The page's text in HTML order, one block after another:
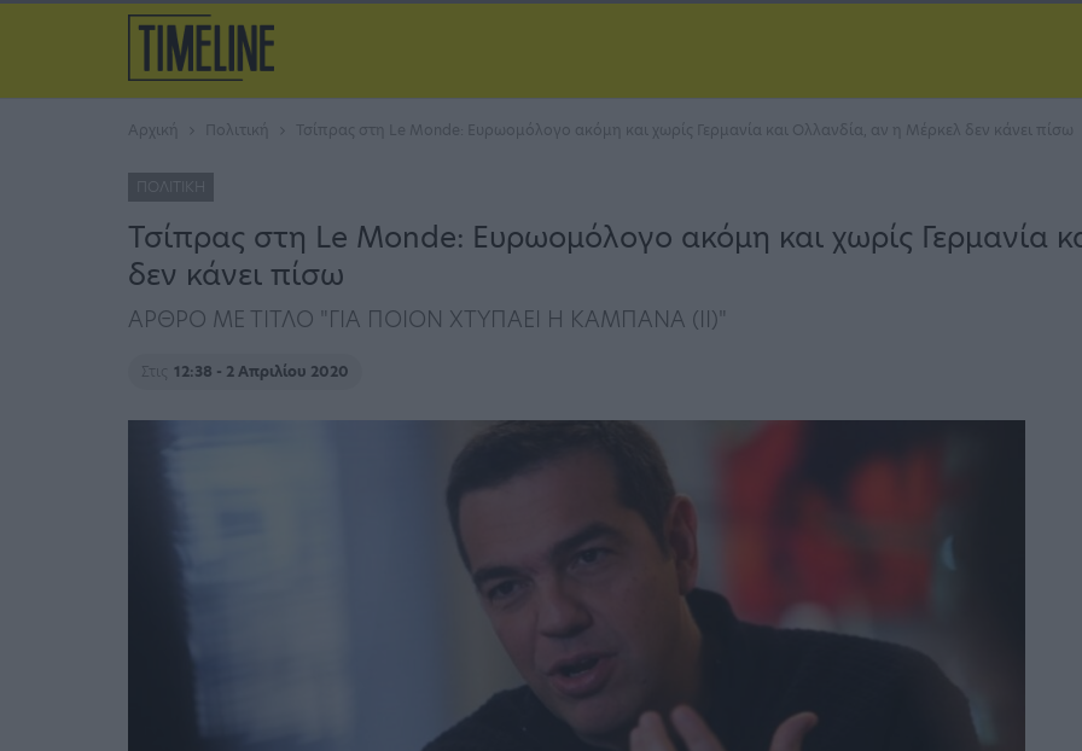
Αρχική Πολιτική Τσίπρας στη Le Monde: Ευρωομόλογο ακόμη και χωρίς Γερμανία και Ολλανδία, αν η Μέρκελ δεν κάνει πίσω
ΠΟΛΙΤΙΚΉ
Τσίπρας στη Le Monde: Ευρωομόλογο ακόμη και χωρίς Γερμανία
δεν κάνει πίσω
ΑΡΘΡΟ ΜΕ ΤΙΤΛΟ "ΓΙΑ ΠΟΙΟΝ ΧΤΥΠΑΕΙ Η ΚΑΜΠΑΝΑ (ΙΙ)"
Στις 12:38 - 2 Απριλίου 2020